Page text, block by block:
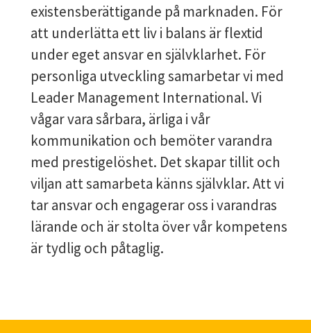
existensberättigande på marknaden. För
att underlätta ett liv i balans är flextid
under eget ansvar en självklarhet. För
personliga utveckling samarbetar vi med
Leader Management International. Vi
vågar vara sårbara, ärliga i vår
kommunikation och bemöter varandra
med prestigelöshet. Det skapar tillit och
viljan att samarbeta känns självklar. Att vi
tar ansvar och engagerar oss i varandras
lärande och är stolta över vår kompetens
är tydlig och påtaglig.